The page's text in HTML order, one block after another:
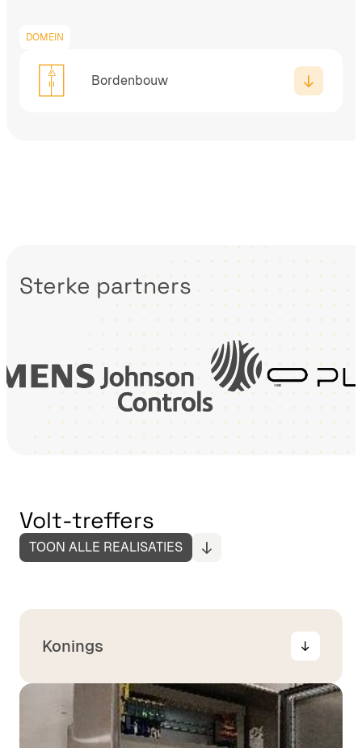
DOMEIN
Bordenbouw
Sterke partners
Volt-treffers
TOON ALLE REALISATIES
Konings